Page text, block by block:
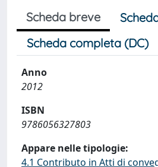
Scheda breve
Scheda completa (DC)
Anno
2012
ISBN
9786056327803
Appare nelle tipologie:
4.1 Contributo in Atti di